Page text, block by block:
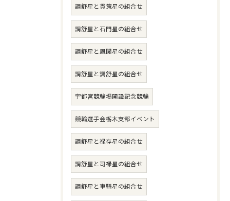
調舒星と貫策星の組合せ
調舒星と石門星の組合せ
調舒星と鳳閣星の組合せ
調舒星と調舒星の組合せ
宇都宮競輪場開設記念競輪
競輪選手会栃木支部イベント
調舒星と禄存星の組合せ
調舒星と司禄星の組合せ
調舒星と車騎星の組合せ